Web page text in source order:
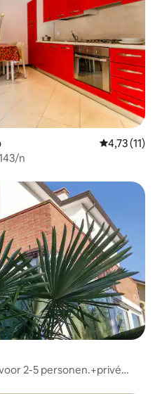
Gemiddelde
4,73 (11)
n
2-5 personen.+privé